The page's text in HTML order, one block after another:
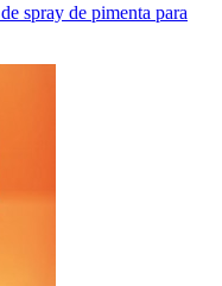
spray de pimenta para